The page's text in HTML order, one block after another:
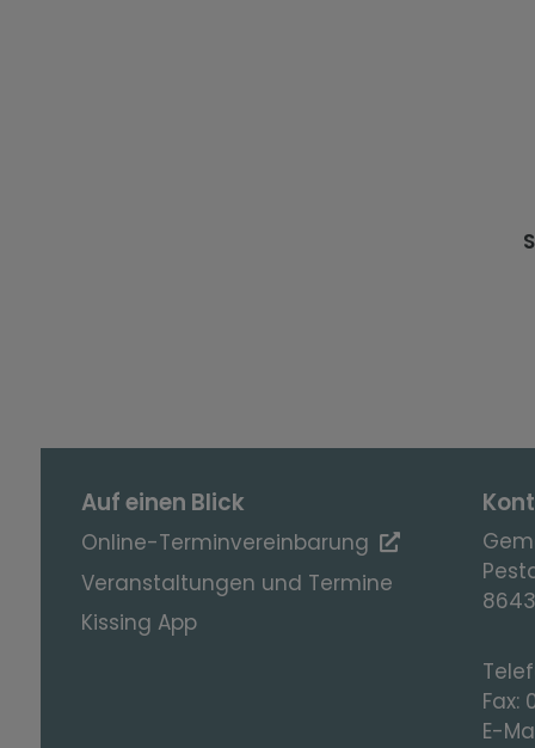
Auf einen Blick
Online-Terminvereinbarung
Veranstaltungen und Termine
Kissing App
Fax:
E-